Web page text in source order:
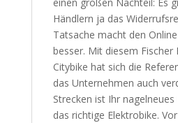
Händlern ja das
Tatsache macht den
besser. Mit diesem Fischer
Citybike hat sich die
das Unternehmen auch
Strecken ist Ihr nagelneues
das richtige Elektrobike.